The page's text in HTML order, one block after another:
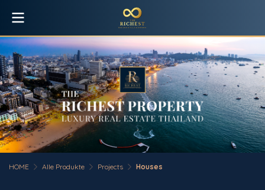
HOME Alle Produkte Projects Houses